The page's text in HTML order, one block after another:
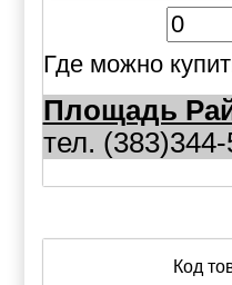
Где можно
Площадь
тел.
Код